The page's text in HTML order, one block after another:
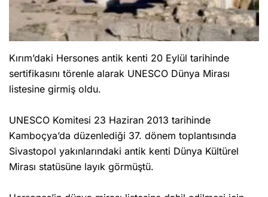
Kırım’daki Hersones antik kenti 20 Eylül tarihinde
sertifikasını törenle alarak UNESCO Dünya Mirası
listesine girmiş oldu.
UNESCO Komitesi 23 Haziran 2013 tarihinde
Kamboçya’da düzenlediği 37. dönem toplantısında
Sivastopol yakınlarındaki antik kenti Dünya Kültürel
Mirası statüsüne layık görmüştü.